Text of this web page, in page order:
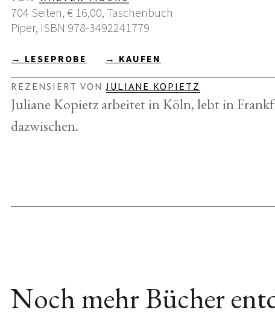
704 Seiten, € 16,00, Taschenbuch
Piper, ISBN 978-3492241779
→ LESEPROBE → KAUFEN
REZENSIERT VONJULIANE KOPIETZ
Juliane Kopietz arbeitet in Köln, lebt in
dazwischen.
Noch mehr Bücher